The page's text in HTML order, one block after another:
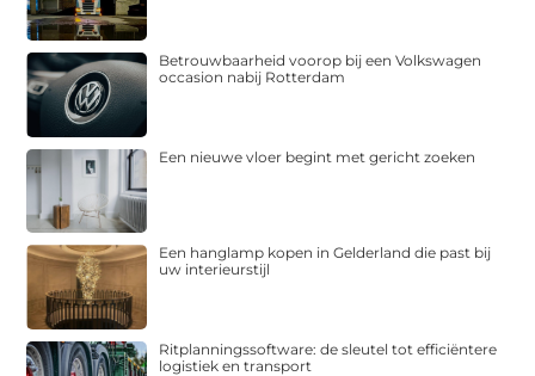
Betrouwbaarheid voorop bij een Volkswagen
occasion nabij Rotterdam
Een nieuwe vloer begint met gericht zoeken
Een hanglamp kopen in Gelderland die past bij
uw interieurstijl
Ritplanningssoftware: de sleutel tot efficiëntere
logistiek en transport